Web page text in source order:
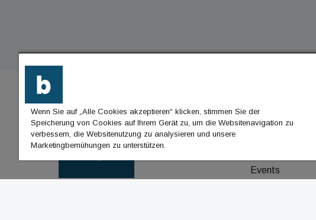
BUILDINGTIMES
Events
Wenn Sie auf „Alle Cookies akzeptieren“ klicken, stimmen Sie der
Speicherung von Cookies auf Ihrem Gerät zu, um die Websitenavigation zu
verbessern, die Websitenutzung zu analysieren und unsere
Marketingbemühungen zu unterstützen.